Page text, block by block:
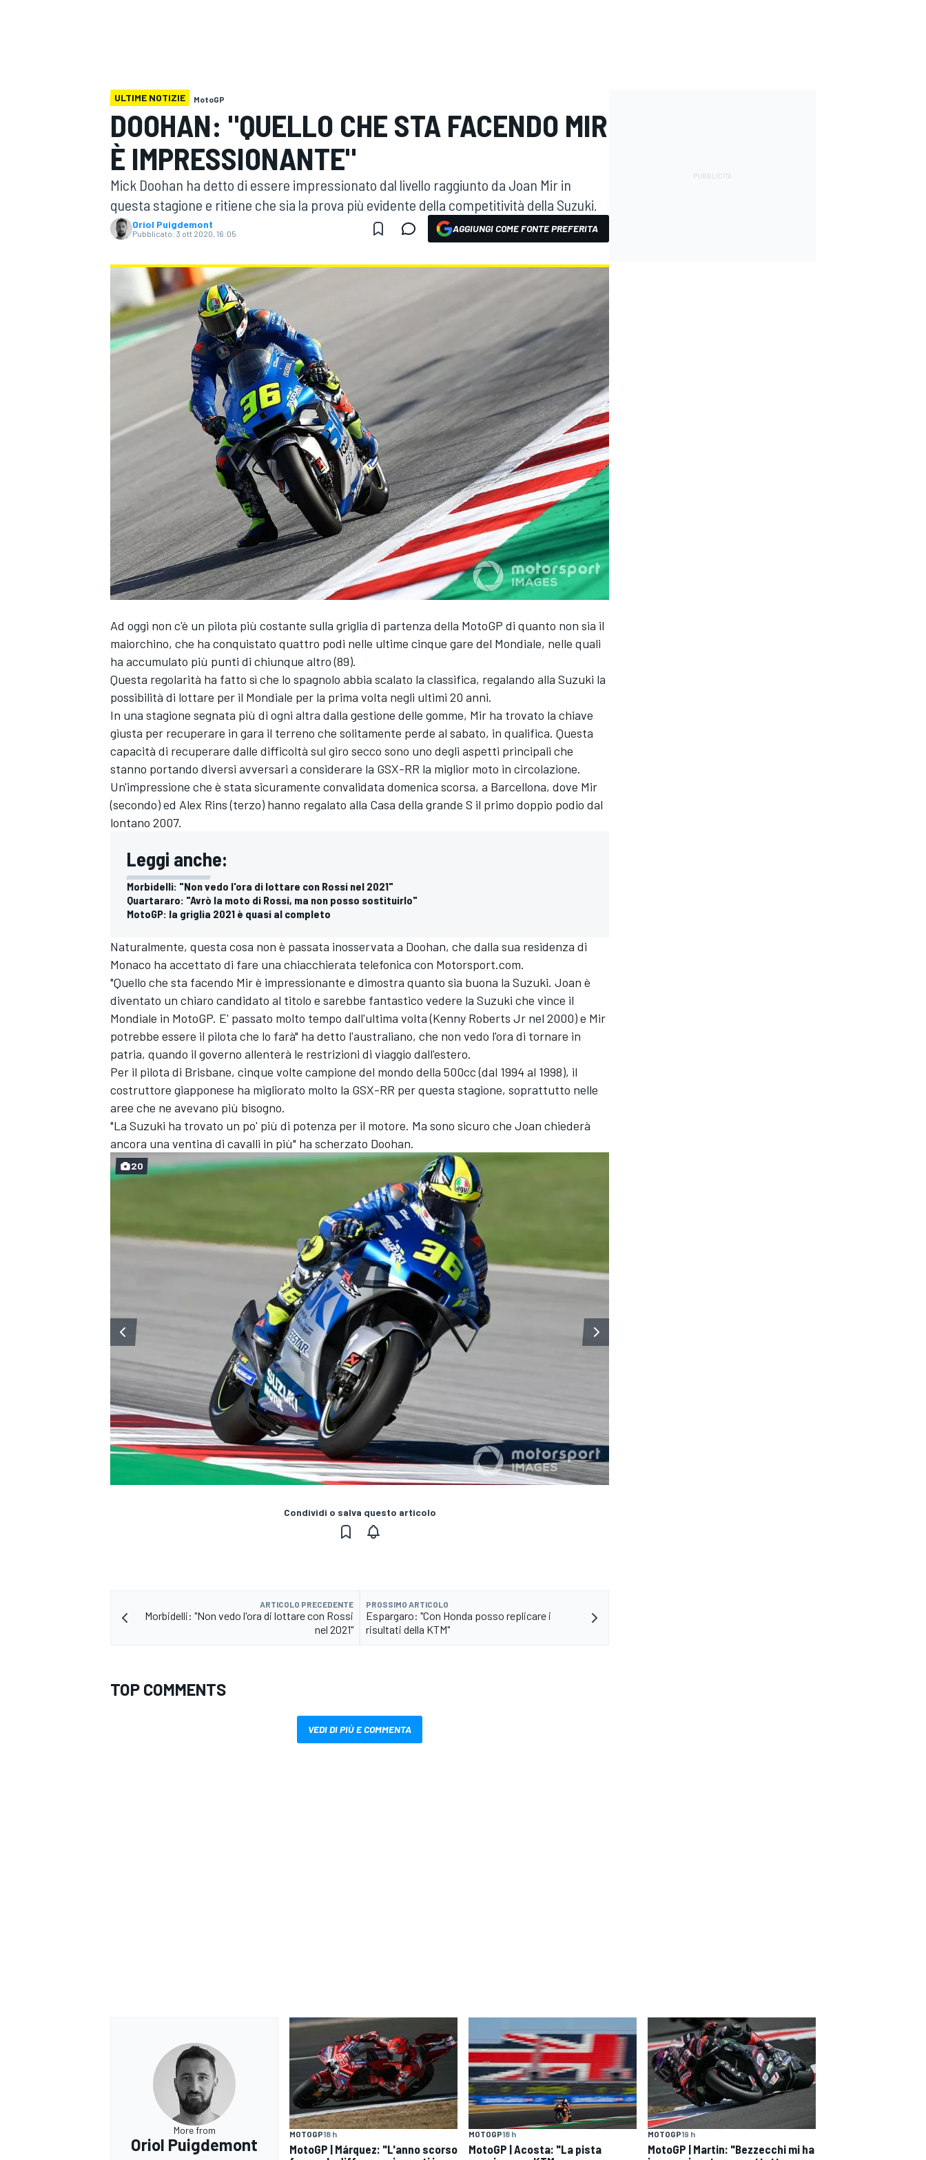
WRC
MONOPOSTO
ENDURANCE/GT
ULTIME NOTIZIE MotoGP
DOOHAN: "QUELLO CHE STA FACENDO MIR
È IMPRESSIONANTE"
Mick Doohan ha detto di essere impressionato dal livello raggiunto da Joan Mir in
questa stagione e ritiene che sia la prova più evidente della competitività della Suzuki.
Oriol Puigdemont
Pubblicato: 3 ott 2020, 16:05 AGGIUNGI COME FONTE PREFERITA
Ad oggi non c'è un pilota più costante sulla griglia di partenza della MotoGP di quanto non sia il
maiorchino, che ha conquistato quattro podi nelle ultime cinque gare del Mondiale, nelle quali
ha accumulato più punti di chiunque altro (89).
Questa regolarità ha fatto sì che lo spagnolo abbia scalato la classifica, regalando alla Suzuki la
possibilità di lottare per il Mondiale per la prima volta negli ultimi 20 anni.
In una stagione segnata più di ogni altra dalla gestione delle gomme, Mir ha trovato la chiave
giusta per recuperare in gara il terreno che solitamente perde al sabato, in qualifica. Questa
capacità di recuperare dalle difficoltà sul giro secco sono uno degli aspetti principali che
stanno portando diversi avversari a considerare la GSX-RR la miglior moto in circolazione.
Un'impressione che è stata sicuramente convalidata domenica scorsa, a Barcellona, dove Mir
(secondo) ed Alex Rins (terzo) hanno regalato alla Casa della grande S il primo doppio podio dal
lontano 2007.
Leggi anche:
Morbidelli: "Non vedo l'ora di lottare con Rossi nel 2021"
Quartararo: "Avrò la moto di Rossi, ma non posso sostituirlo"
MotoGP: la griglia 2021 è quasi al completo
Naturalmente, questa cosa non è passata inosservata a Doohan, che dalla sua residenza di
Monaco ha accettato di fare una chiacchierata telefonica con Motorsport.com.
"Quello che sta facendo Mir è impressionante e dimostra quanto sia buona la Suzuki. Joan è
diventato un chiaro candidato al titolo e sarebbe fantastico vedere la Suzuki che vince il
Mondiale in MotoGP. E' passato molto tempo dall'ultima volta (Kenny Roberts Jr nel 2000) e Mir
potrebbe essere il pilota che lo farà" ha detto l'australiano, che non vedo l'ora di tornare in
patria, quando il governo allenterà le restrizioni di viaggio dall'estero.
Per il pilota di Brisbane, cinque volte campione del mondo della 500cc (dal 1994 al 1998), il
costruttore giapponese ha migliorato molto la GSX-RR per questa stagione, soprattutto nelle
aree che ne avevano più bisogno.
"La Suzuki ha trovato un po' più di potenza per il motore. Ma sono sicuro che Joan chiederà
ancora una ventina di cavalli in più" ha scherzato Doohan.
20
Condividi o salva questo articolo
ARTICOLO PRECEDENTE
Morbidelli: "Non vedo l'ora di lottare con Rossi
nel 2021"
PROSSIMO ARTICOLO
Espargaro: "Con Honda posso replicare i
risultati della KTM"
TOP COMMENTS
VEDI DI PIÙ E COMMENTA
More from
Oriol Puigdemont
MOTOGP18 h
MotoGP | Márquez: "L'anno scorso
MOTOGP18 h
MotoGP | Acosta: "La pista
MOTOGP19 h
MotoGP | Martin: "Bezzecchi mi ha